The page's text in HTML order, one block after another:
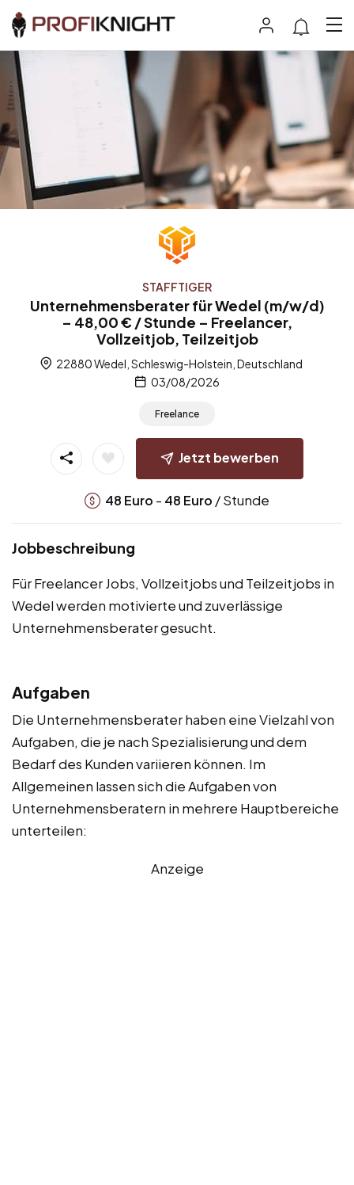
STAFFTIGER
Unternehmensberater für Wedel (m/w/d)
– 48,00 € / Stunde – Freelancer,
Vollzeitjob, Teilzeitjob
22880 Wedel, Schleswig-Holstein, Deutschland
03/08/2026
Freelance
Jetzt bewerben
48 Euro - 48 Euro / Stunde
Jobbeschreibung
Für Freelancer Jobs, Vollzeitjobs und Teilzeitjobs in
Wedel werden motivierte und zuverlässige
Unternehmensberater gesucht.
Aufgaben
Die Unternehmensberater haben eine Vielzahl von
Aufgaben, die je nach Spezialisierung und dem
Bedarf des Kunden variieren können. Im
Allgemeinen lassen sich die Aufgaben von
Unternehmensberatern in mehrere Hauptbereiche
unterteilen:
Anzeige